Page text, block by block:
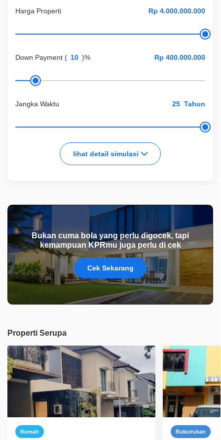
Harga Properti
Down Payment ( )%
Jangka Waktu Tahun
lihat detail simulasi
Bukan cuma bola yang perlu digocek, tapi
kemampuan KPRmu juga perlu di cek
Cek Sekarang
Properti Serupa
Rumah Ruko/rukan